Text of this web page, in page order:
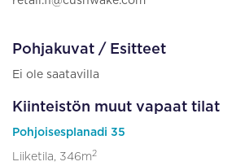
Pohjakuvat / Esitteet
Ei ole saatavilla
Kiinteistön muut vapaat tilat
Pohjoisesplanadi 35
Liiketila, 346m 2